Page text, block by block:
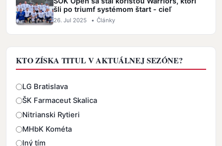
šli po triumf systémom štart - cieľ
26. Jul 2025 • Články
KTO ZÍSKA TITUL V AKTUÁLNEJ SEZÓNE?
Odpovede
LG Bratislava
ŠK Farmaceut Skalica
Nitrianski Rytieri
MHbK Kométa
Iný tím